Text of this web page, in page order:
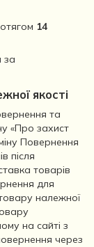
14
за
якості
та
«Про захист
Повернення
після
товарів
для
належної
на сайті з
через